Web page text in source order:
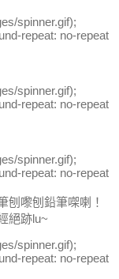
spinner.gif);
repeat: no-repeat
spinner.gif);
repeat: no-repeat
spinner.gif);
repeat: no-repeat
刨嚟刨鉛筆㗎喇！
絕跡lu~
spinner.gif);
repeat: no-repeat